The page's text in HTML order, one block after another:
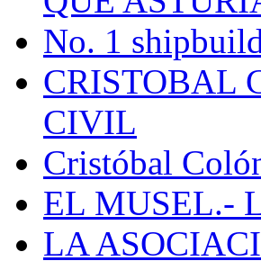
No. 1
CRISTOBAL
CIVIL
Cristóbal
EL MUSEL.-
LA